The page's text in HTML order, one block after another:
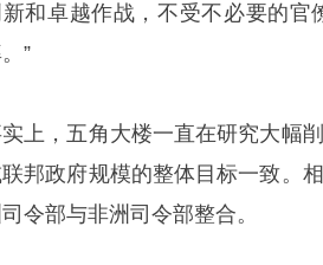
和卓越作战，不受不必要的官
”
上，五角大楼一直在研究大幅
邦政府规模的整体目标一致。
令部与非洲司令部整合。